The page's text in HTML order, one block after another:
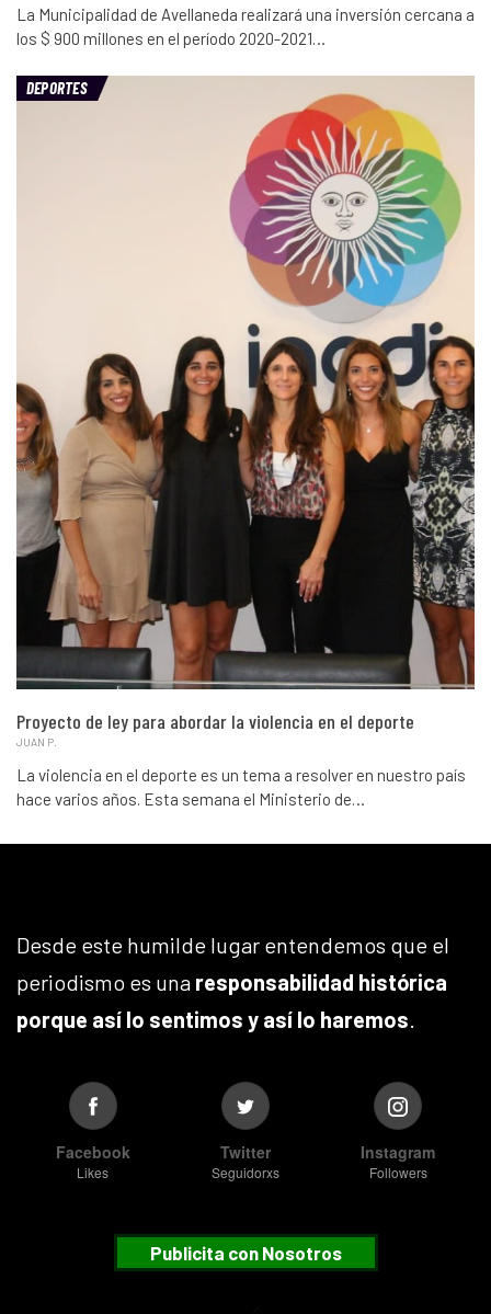
La Municipalidad de Avellaneda realizará una inversión cercana a
los $ 900 millones en el período 2020-2021…
DEPORTES
Proyecto de ley para abordar la violencia en el deporte
JUAN P.
La violencia en el deporte es un tema a resolver en nuestro país
hace varios años. Esta semana el Ministerio de…
Desde este humilde lugar entendemos que el
periodismo es una responsabilidad histórica
porque así lo sentimos y así lo haremos.
Facebook
Likes
Twitter
Seguidorxs
Instagram
Followers
Publicita con Nosotros